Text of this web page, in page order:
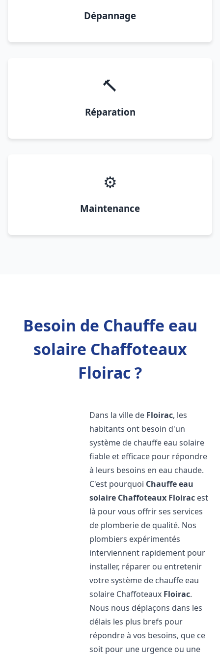
Dépannage
🔨
Réparation
⚙️
Maintenance
Besoin de Chauffe eau
solaire Chaffoteaux
Floirac ?
Dans la ville de Floirac, les
habitants ont besoin d'un
système de chauffe eau solaire
fiable et efficace pour répondre
à leurs besoins en eau chaude.
C'est pourquoi Chauffe eau
solaire Chaffoteaux Floirac est
là pour vous offrir ses services
de plomberie de qualité. Nos
plombiers expérimentés
interviennent rapidement pour
installer, réparer ou entretenir
votre système de chauffe eau
solaire Chaffoteaux Floirac.
Nous nous déplaçons dans les
délais les plus brefs pour
répondre à vos besoins, que ce
soit pour une urgence ou une